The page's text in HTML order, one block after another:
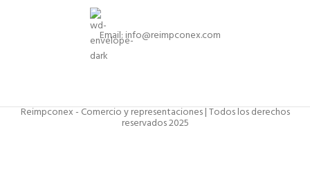
Email: info@reimpconex.com
Reimpconex - Comercio y representaciones | Todos los derechos
reservados 2025